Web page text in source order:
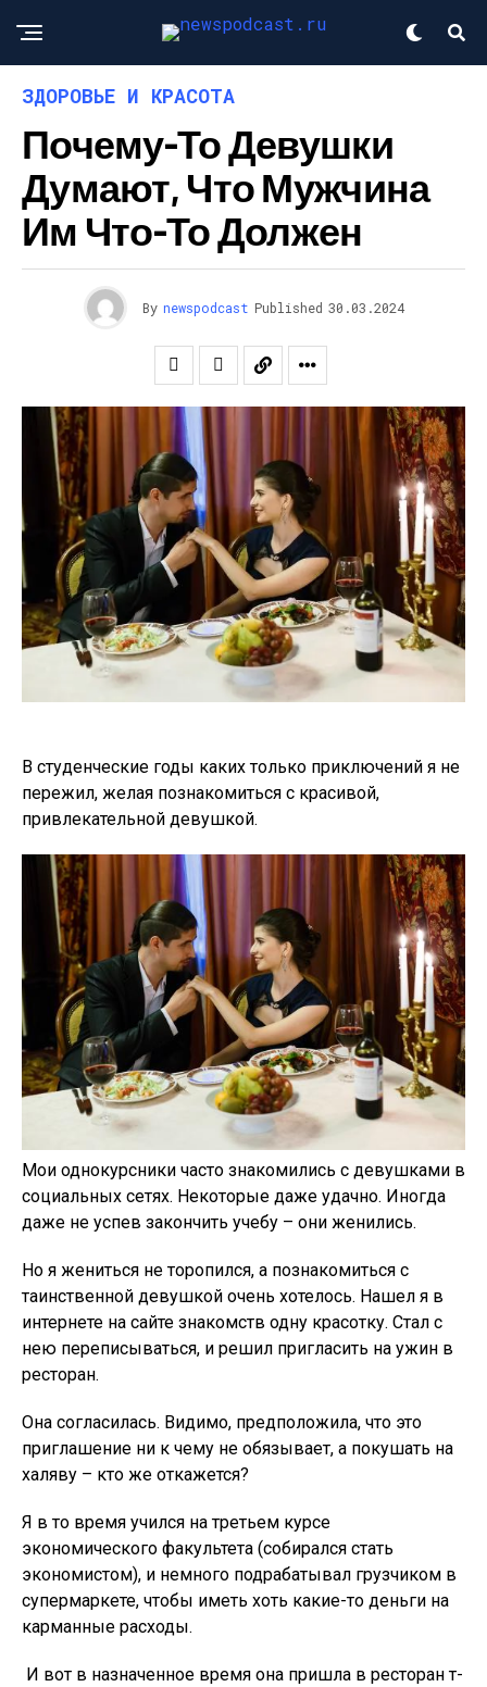
ЗДОРОВЬЕ И КРАСОТА
Почему-То Девушки
Думают, Что Мужчина
Им Что-То Должен
By newspodcast Published 30.03.2024
В студенческие годы каких только приключений я не
пережил, желая познакомиться с красивой,
привлекательной девушкой.
Мои однокурсники часто знакомились с девушками в
социальных сетях. Некоторые даже удачно. Иногда
даже не успев закончить учебу – они женились.
Но я жениться не торопился, а познакомиться с
таинственной девушкой очень хотелось. Нашел я в
интернете на сайте знакомств одну красотку. Стал с
нею переписываться, и решил пригласить на ужин в
ресторан.
Она согласилась. Видимо, предположила, что это
приглашение ни к чему не обязывает, а покушать на
халяву – кто же откажется?
Я в то время учился на третьем курсе
экономического факультета (собирался стать
экономистом), и немного подрабатывал грузчиком в
супермаркете, чтобы иметь хоть какие-то деньги на
карманные расходы.
И вот в назначенное время она пришла в ресторан т-